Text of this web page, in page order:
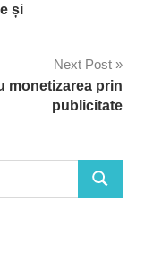
și
Next Post
monetizarea prin
publicitate
Search